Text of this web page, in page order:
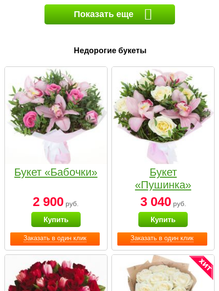
Показать еще
Недорогие букеты
Заказать в один клик
Букет «Бабочки»
2 900 руб.
Купить
Заказать в один клик
Букет
«Пушинка»
3 040руб.
Купить